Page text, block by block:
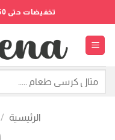
للمحتوى
تخفيضات حتى 50% بمناسبة الجمعة البيضاء
الرئيسية /